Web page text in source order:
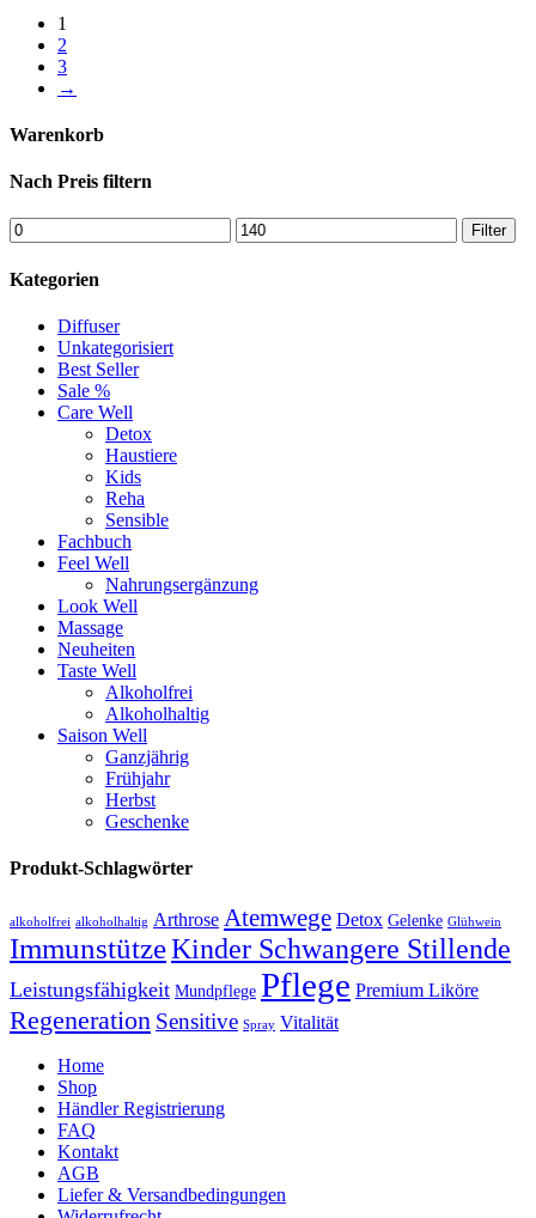
1
2
3
→
Warenkorb
Nach Preis filtern
Filter
Kategorien
Diffuser
Unkategorisiert
Best Seller
Sale %
Care Well
Detox
Haustiere
Kids
Reha
Sensible
Fachbuch
Feel Well
Nahrungsergänzung
Look Well
Massage
Neuheiten
Taste Well
Alkoholfrei
Alkoholhaltig
Saison Well
Ganzjährig
Frühjahr
Herbst
Geschenke
Produkt-Schlagwörter
alkoholfrei alkoholhaltig Arthrose Atemwege Detox Gelenke Glühwein
ImmunstützeKinder Schwangere Stillende
Leistungsfähigkeit Mundpflege Pflege Premium Liköre
Regeneration Sensitive Spray Vitalität
Home
Shop
Händler Registrierung
FAQ
Kontakt
AGB
Liefer & Versandbedingungen